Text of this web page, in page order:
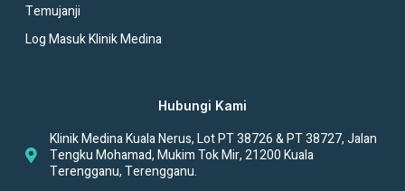
Temujanji
Log Masuk Klinik Medina
Hubungi Kami
Klinik Medina Kuala Nerus, Lot PT 38726 & PT 38727, Jalan
Tengku Mohamad, Mukim Tok Mir, 21200 Kuala
Terengganu, Terengganu.